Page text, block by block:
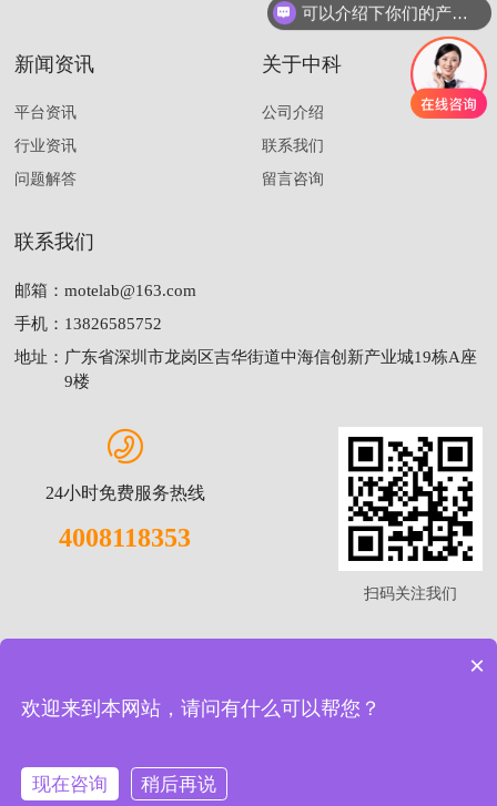
新闻资讯
平台资讯
行业资讯
问题解答
关于中科
公司介绍
联系我们
留言咨询
联系我们
邮箱：motelab@163.com
手机： 13826585752
地址： 广东省深圳市龙岗区吉华街道中海信创新产业城19栋A座
9楼
24小时免费服务热线
4008118353
扫码关注我们
粉尘检测仪
大气采样器
备案号：粤ICP备17048239号
法律声明版权声明隐私声明
可以介绍下你们的产品么
×
欢迎来到本网站，请问有什么可以帮您？
现在咨询 稍后再说